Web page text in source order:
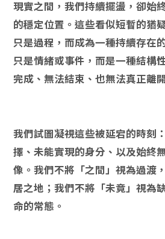
現實之間，我們持續擺盪，卻始
的穩定位置。這些看似短暫的猶
只是過程，而成為一種持續存在
只是情緒或事件，而是一種結構
完成、無法結束、也無法真正離
我們試圖凝視這些被延宕的時刻
擇、未能實現的身分、以及始終
像。我們不將「之間」視為過渡
居之地；我們不將「未竟」視為
命的常態。